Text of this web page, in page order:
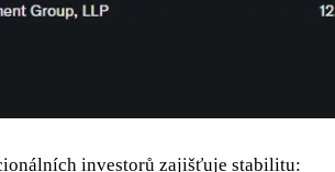
investorů zajišťuje stabilitu: